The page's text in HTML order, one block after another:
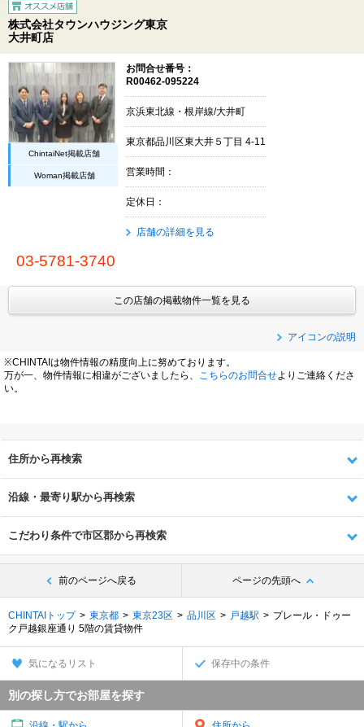
株式会社タウンハウジング東京
大井町店
ChintaiNet掲載店舗
Woman掲載店舗
お問合せ番号：
R00462-095224
京浜東北線・根岸線/大井町
東京都品川区東大井５丁目 4-11
営業時間：
定休日：
店舗の詳細を見る
03-5781-3740
この店舗の掲載物件一覧を見る
アイコンの説明
※CHINTAIは物件情報の精度向上に努めております。
万が一、物件情報に相違がございましたら、
こちらのお問合せよりご連絡くださ
い。
住所から再検索
沿線・最寄り駅から再検索
こだわり条件で市区郡から再検索
前のページへ戻る ページの先頭へ
CHINTAIトップ 東京都 東京23区 品川区 戸越駅
プレール・ドゥー
ク戸越銀座通り 5階の賃貸物件
気になるリスト 保存中の条件
別の探し方でお部屋を探す